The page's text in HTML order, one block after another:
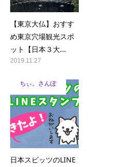
【東京大仏】おすす
め東京穴場観光スポ
ット【日本３大...
2019.11.27
ちぃ。さんぽ
日本スピッツのLINE